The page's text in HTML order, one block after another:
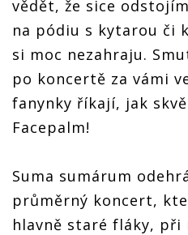
vědět, že sice
na pódiu s kytarou či
si moc nezahraju.
po koncertě za vámi
fanynky říkají, jak
Facepalm!
Suma sumárum
průměrný koncert,
hlavně staré fláky, při